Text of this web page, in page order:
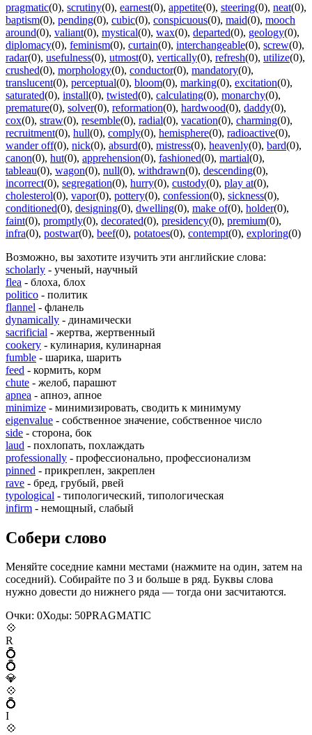
pragmatic(0), scrutiny(0), earnest(0), appetite(0), steering(0), neat(0),
baptism(0), pending(0), cubic(0), conspicuous(0), maid(0), mooch
around(0), valiant(0), mystical(0), wax(0), departed(0), geology(0),
diplomacy(0), feminism(0), curtain(0), interchangeable(0), screw(0),
radar(0), usefulness(0), utmost(0), vertically(0), refresh(0), utilize(0),
crushed(0), morphology(0), conductor(0), mandatory(0),
translucent(0), perceptual(0), bloom(0), marking(0), excitation(0),
saturated(0), install(0), twisted(0), calculating(0), monarchy(0),
premature(0), solver(0), reformation(0), hardwood(0), daddy(0),
cox(0), straw(0), resemble(0), radial(0), vacation(0), charming(0),
recruitment(0), hull(0), comply(0), hemisphere(0), radioactive(0),
wander off(0), nick(0), absurd(0), mistress(0), heavenly(0), bard(0),
canon(0), hut(0), apprehension(0), fashioned(0), martial(0),
tableau(0), wagon(0), null(0), withdrawn(0), descending(0),
incorrect(0), segregation(0), hurry(0), custody(0), play at(0),
cholesterol(0), vapor(0), pottery(0), confession(0), sickness(0),
conditioned(0), designing(0), dwelling(0), make of(0), holder(0),
faint(0), promptly(0), decorated(0), presidency(0), premium(0),
infra(0), postwar(0), beef(0), potatoes(0), contempt(0), exploring(0)
Возможно, вы захотите изучить эти английские слова:
scholarly - ученый, научный
flea - блоха, блох
politico - политик
flannel - фланель
dynamically - динамически
sacrificial - жертва, жертвенный
cookery - кулинария, кулинарная
fumble - шарика, шарить
feed - кормить, корм
chute - желоб, парашют
apnea - апноэ, апное
minimize - минимизировать, сводить к минимуму
eigenvalue - собственное значение, собственное число
side - сторона, бок
laud - похлопать, похлаждать
professionally - профессионально, профессионализм
pinned - прикреплен, закреплен
rave - бред, грубый, рвей
typological - типологический, типологическая
infirm - немощный, слабый
Собери слово
Меняйте соседние камни местами (нажмите на один, затем на
соседний). Собирайте по 3 и больше в ряд. Буквы слова
нужно довести до нижнего ряда — тогда они засчитаются.
Очки: 0Ходы: 50PRAGMATIC
💠
R
💍
💍
💎
💠
💍
I
💠